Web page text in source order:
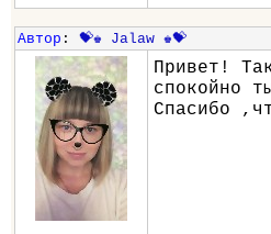
Автор : 💝♚ Jalaw ♚💝
Привет!
спокойно
Спасибо